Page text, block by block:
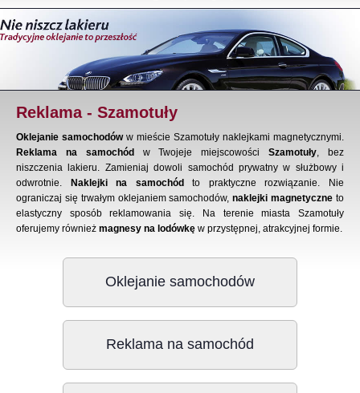
Reklama - Szamotuły
Oklejanie samochodóww mieście Szamotuły naklejkami magnetycznymi.
Reklama na samochód
w Twojeje miejscowościSzamotuły, bez
niszczenia lakieru. Zamieniaj dowoli samochód prywatny w służbowy i
odwrotnie.
Naklejki na samochód
to praktyczne rozwiązanie. Nie
ograniczaj się trwałym oklejaniem samochodów,naklejki magnetyczne to
elastyczny sposób reklamowania się. Na terenie miasta Szamotuły
oferujemy również magnesy na lodówkę w przystępnej, atrakcyjnej formie.
Oklejanie samochodów
Reklama na samochód